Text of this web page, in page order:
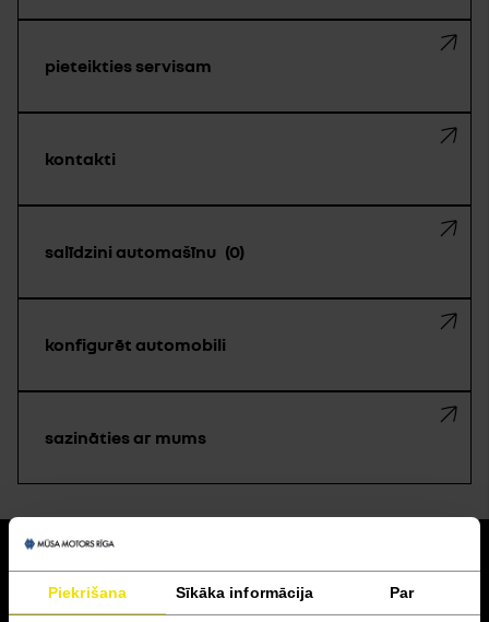
Piekrišana Sīkāka informācija Par
pieteikties servisam
kontakti
salīdzini automašīnu 0
konfigurēt automobili
sazināties ar mums